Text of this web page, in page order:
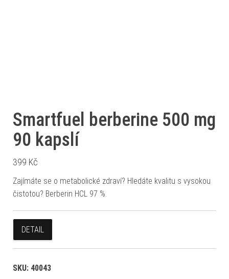
Smartfuel berberine 500 mg
90 kapslí
399 Kč
Zajímáte se o metabolické zdraví? Hledáte kvalitu s vysokou
čistotou? Berberin HCL 97 %.
DETAIL
SKU: 40043